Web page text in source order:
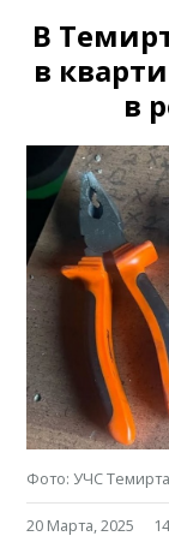
В
в
в
Фото: УЧС
20 Марта, 2025